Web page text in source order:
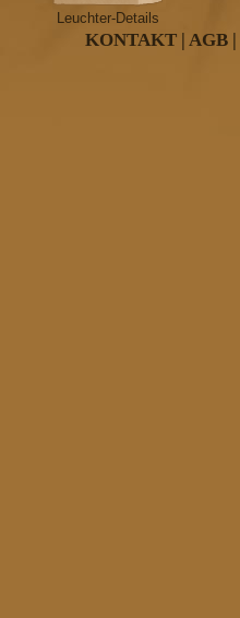
Leuchter-Details
KONTAKT | AGB |